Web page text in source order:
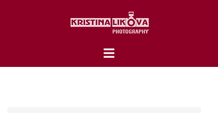
Toggle